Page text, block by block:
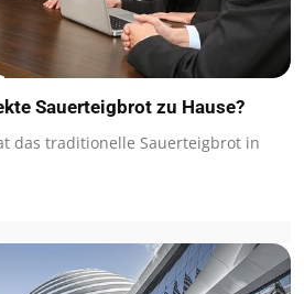
Sauerteigbrot zu Hause?
das traditionelle Sauerteigbrot in